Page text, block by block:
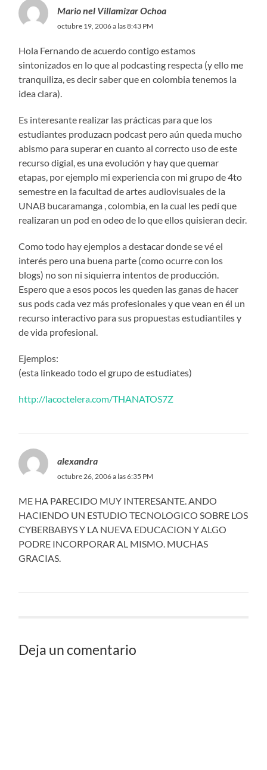
Mario nel Villamizar Ochoa
octubre 19, 2006 a las 8:43 PM
Hola Fernando de acuerdo contigo estamos
sintonizados en lo que al podcasting respecta (y ello me
tranquiliza, es decir saber que en colombia tenemos la
idea clara).
Es interesante realizar las prácticas para que los
estudiantes produzacn podcast pero aún queda mucho
abismo para superar en cuanto al correcto uso de este
recurso digial, es una evolución y hay que quemar
etapas, por ejemplo mi experiencia con mi grupo de 4to
semestre en la facultad de artes audiovisuales de la
UNAB bucaramanga , colombia, en la cual les pedí que
realizaran un pod en odeo de lo que ellos quisieran decir.
Como todo hay ejemplos a destacar donde se vé el
interés pero una buena parte (como ocurre con los
blogs) no son ni siquierra intentos de producción.
Espero que a esos pocos les queden las ganas de hacer
sus pods cada vez más profesionales y que vean en él un
recurso interactivo para sus propuestas estudiantiles y
de vida profesional.
Ejemplos:
(esta linkeado todo el grupo de estudiates)
http://lacoctelera.com/THANATOS7Z
alexandra
octubre 26, 2006 a las 6:35 PM
ME HA PARECIDO MUY INTERESANTE. ANDO
HACIENDO UN ESTUDIO TECNOLOGICO SOBRE LOS
CYBERBABYS Y LA NUEVA EDUCACION Y ALGO
PODRE INCORPORAR AL MISMO. MUCHAS
GRACIAS.
Deja un comentario